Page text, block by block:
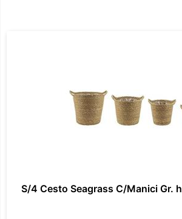
S/4 Cesto Seagrass C/Manici Gr.